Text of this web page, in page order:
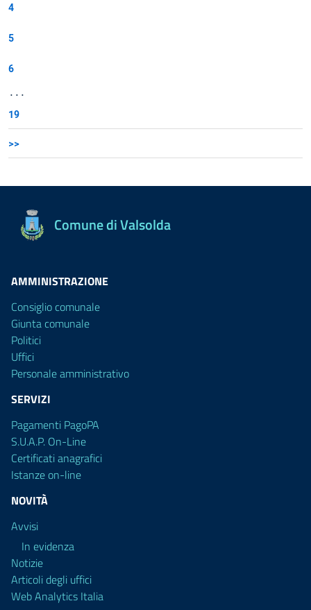
4
5
6
...
19
>>
Comune di Valsolda
AMMINISTRAZIONE
Consiglio comunale
Giunta comunale
Politici
Uffici
Personale amministrativo
SERVIZI
Pagamenti PagoPA
S.U.A.P. On-Line
Certificati anagrafici
Istanze on-line
NOVITÀ
Avvisi
In evidenza
Notizie
Articoli degli uffici
Web Analytics Italia